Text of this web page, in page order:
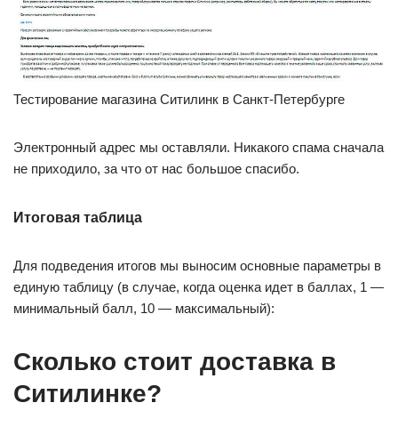
Тестирование магазина Ситилинк в Санкт-Петербурге
Электронный адрес мы оставляли. Никакого спама сначала
не приходило, за что от нас большое спасибо.
Итоговая таблица
Для подведения итогов мы выносим основные параметры в
единую таблицу (в случае, когда оценка идет в баллах, 1 —
минимальный балл, 10 — максимальный):
Сколько стоит доставка в
Ситилинке?